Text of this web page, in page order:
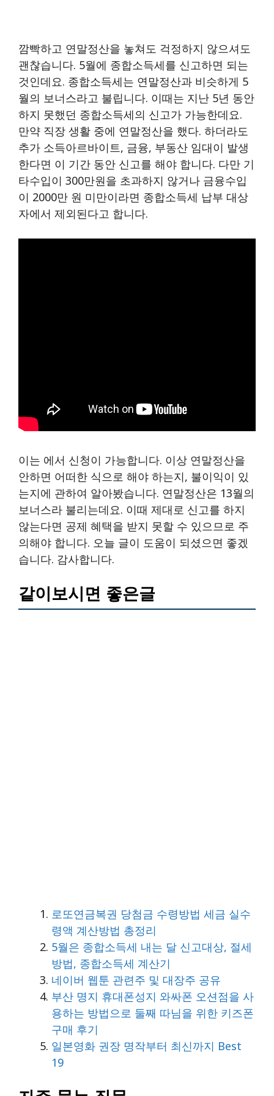
깜빡하고 연말정산을 놓쳐도 걱정하지 않으셔도
괜찮습니다. 5월에 종합소득세를 신고하면 되는
것인데요. 종합소득세는 연말정산과 비슷하게 5
월의 보너스라고 불립니다. 이때는 지난 5년 동안
하지 못했던 종합소득세의 신고가 가능한데요.
만약 직장 생활 중에 연말정산을 했다. 하더라도
추가 소득아르바이트, 금융, 부동산 임대이 발생
한다면 이 기간 동안 신고를 해야 합니다. 다만 기
타수입이 300만원을 초과하지 않거나 금융수입
이 2000만 원 미만이라면 종합소득세 납부 대상
자에서 제외된다고 합니다.
이는 에서 신청이 가능합니다. 이상 연말정산을
안하면 어떠한 식으로 해야 하는지, 불이익이 있
는지에 관하여 알아봤습니다. 연말정산은 13월의
보너스라 불리는데요. 이때 제대로 신고를 하지
않는다면 공제 혜택을 받지 못할 수 있으므로 주
의해야 합니다. 오늘 글이 도움이 되셨으면 좋겠
습니다. 감사합니다.
같이보시면 좋은글
로또연금복권 당첨금 수령방법 세금 실수
령액 계산방법 총정리
5월은 종합소득세 내는 달 신고대상, 절세
방법, 종합소득세 계산기
네이버 웹툰 관련주 및 대장주 공유
부산 명지 휴대폰성지 와싸폰 오션점을 사
용하는 방법으로 둘째 따님을 위한 키즈폰
구매 후기
일본영화 권장 명작부터 최신까지 Best
19